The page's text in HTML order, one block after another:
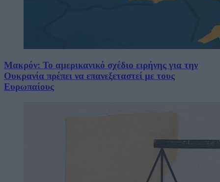
Μακρόν: Το αμερικανικό σχέδιο ειρήνης για την
Ουκρανία πρέπει να επανεξεταστεί με τους
Ευρωπαίους